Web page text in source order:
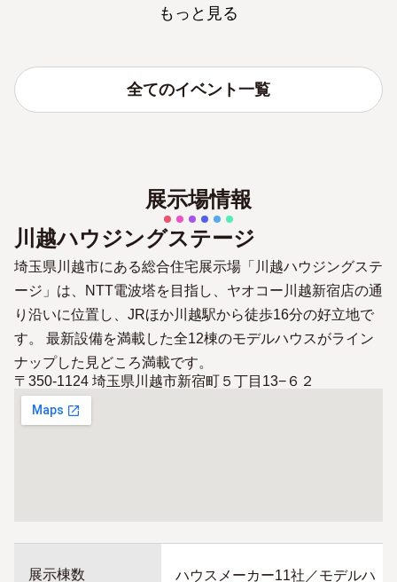
もっと見る
全てのイベント一覧
展示場情報
川越ハウジングステージ
埼玉県川越市にある総合住宅展示場「川越ハウジングステ
ージ」は、NTT電波塔を目指し、ヤオコー川越新宿店の通
り沿いに位置し、JRほか川越駅から徒歩16分の好立地で
す。 最新設備を満載した全12棟のモデルハウスがライン
ナップした見どころ満載です。
〒350-1124 埼玉県川越市新宿町５丁目13−６２
展示棟数 ハウスメーカー11社／モデルハ